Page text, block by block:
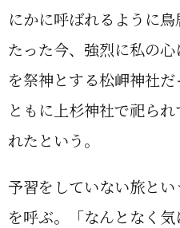
にかに呼ばれるように鳥
たった今、強烈に私の
を祭神とする松岬神社
ともに上杉神社で祀ら
れたという。
予習をしていない旅と
を呼ぶ。「なんとなく気